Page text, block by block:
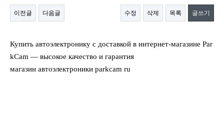
이전글 다음글 수정 삭제 목록 글쓰기
Купить автоэлектронику с доставкой в интернет-магазине Par
kCam — высокое качество и гарантия
магазин автоэлектроники parkcam ru